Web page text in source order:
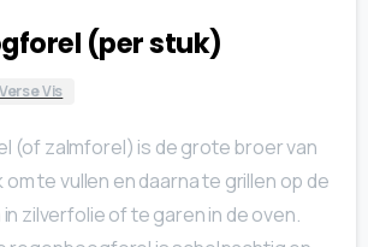
(per stuk)
Verse Vis
(of zalmforel) is de grote broer van
om te vullen en daarna te grillen op de
zilverfolie of te garen in de oven.